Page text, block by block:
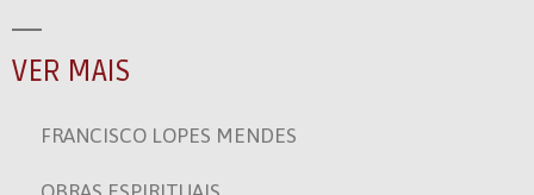
VER MAIS
FRANCISCO LOPES MENDES